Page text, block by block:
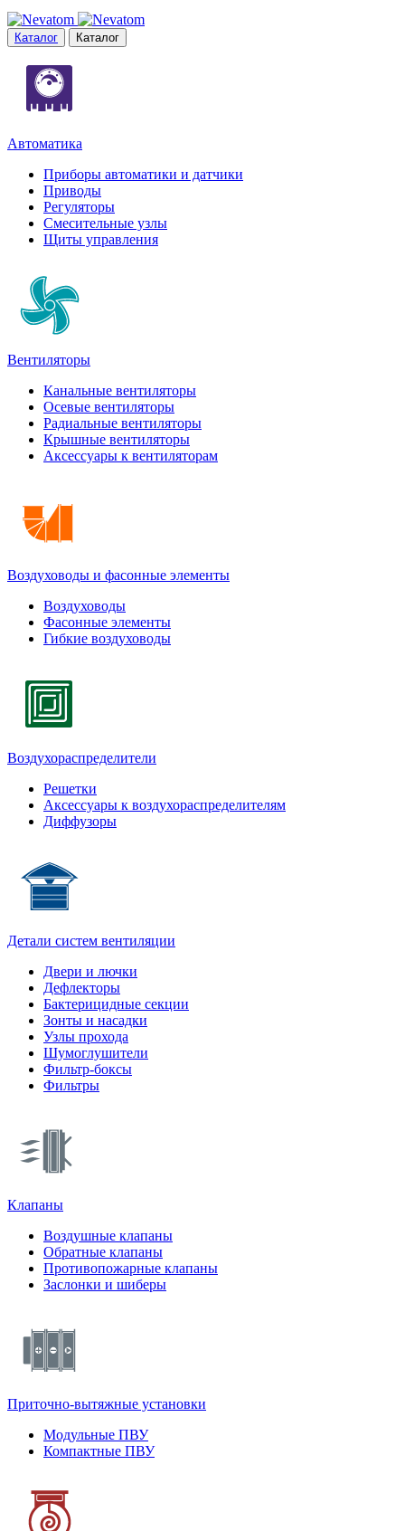
Каталог Каталог
Автоматика
Приборы автоматики и датчики
Приводы
Регуляторы
Смесительные узлы
Щиты управления
Вентиляторы
Канальные вентиляторы
Осевые вентиляторы
Радиальные вентиляторы
Крышные вентиляторы
Аксессуары к вентиляторам
Воздуховоды и фасонные элементы
Воздуховоды
Фасонные элементы
Гибкие воздуховоды
Воздухораспределители
Решетки
Аксессуары к воздухораспределителям
Диффузоры
Детали систем вентиляции
Двери и лючки
Дефлекторы
Бактерицидные секции
Зонты и насадки
Узлы прохода
Шумоглушители
Фильтр-боксы
Фильтры
Клапаны
Воздушные клапаны
Обратные клапаны
Противопожарные клапаны
Заслонки и шиберы
Приточно-вытяжные установки
Модульные ПВУ
Компактные ПВУ